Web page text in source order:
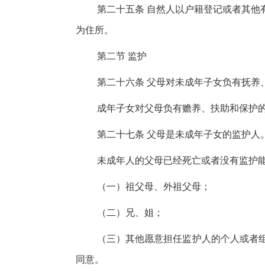
第二十五条 自然人以户籍登记或者其
为住所。
第二节 监护
第二十六条 父母对未成年子女负有抚养
成年子女对父母负有赡养、扶助和保护
第二十七条 父母是未成年子女的监护人
未成年人的父母已经死亡或者没有监护
（一）祖父母、外祖父母；
（二）兄、姐；
（三）其他愿意担任监护人的个人或
同意。